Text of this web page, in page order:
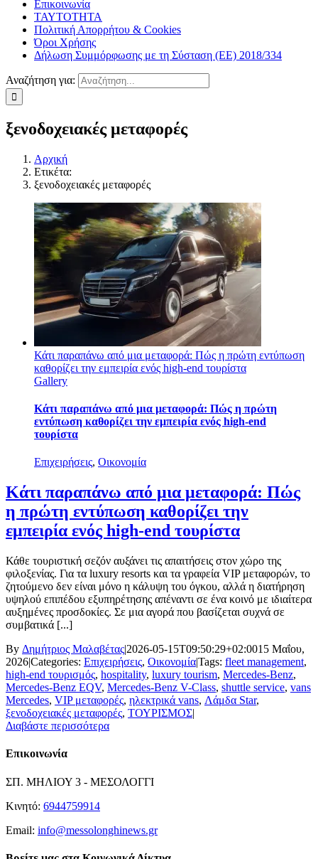
Επικοινωνία
ΤΑΥΤΟΤΗΤΑ
Πολιτική Απορρήτου & Cookies
Όροι Χρήσης
Δήλωση Συμμόρφωσης με τη Σύσταση (ΕΕ) 2018/334
Αναζήτηση για:
ξενοδοχειακές μεταφορές
Αρχική
Ετικέτα:
ξενοδοχειακές μεταφορές
Κάτι παραπάνω από μια μεταφορά: Πώς η πρώτη εντύπωση
καθορίζει την εμπειρία ενός high-end τουρίστα
Gallery
Κάτι παραπάνω από μια μεταφορά: Πώς η πρώτη
εντύπωση καθορίζει την εμπειρία ενός high-end
τουρίστα
Επιχειρήσεις, Οικονομία
Κάτι παραπάνω από μια μεταφορά: Πώς
η πρώτη εντύπωση καθορίζει την
εμπειρία ενός high-end τουρίστα
Κάθε τουριστική σεζόν αυξάνει τις απαιτήσεις στον χώρο της
φιλοξενίας. Για τα luxury resorts και τα γραφεία VIP μεταφορών, το
ζητούμενο δεν είναι μόνο η κάλυψη του όγκου, αλλά η διατήρηση
υψηλού επιπέδου εξυπηρέτησης απέναντι σε ένα κοινό με ιδιαίτερα
αυξημένες προσδοκίες. Σε μια αγορά που βασίζεται συχνά σε
συμβατικά [...]
By Δημήτριος Μαλαβέτας|2026-05-15T09:50:29+02:0015 Μαΐου,
2026|Categories: Επιχειρήσεις, Οικονομία|Tags: fleet management,
high-end τουρισμός, hospitality, luxury tourism, Mercedes-Benz,
Mercedes-Benz EQV, Mercedes-Benz V-Class, shuttle service, vans
Mercedes, VIP μεταφορές, ηλεκτρικά vans, Λάμδα Star,
ξενοδοχειακές μεταφορές, ΤΟΥΡΙΣΜΟΣ|
Διαβάστε περισσότερα
Επικοινωνία
ΣΠ. ΜΗΛΙΟΥ 3 - ΜΕΣΟΛΟΓΓΙ
Κινητό: 6944759914
Email: info@messolonghinews.gr